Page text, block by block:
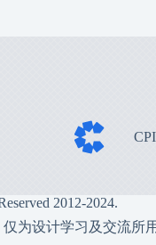
2012-2024.
为设计学习及交流所